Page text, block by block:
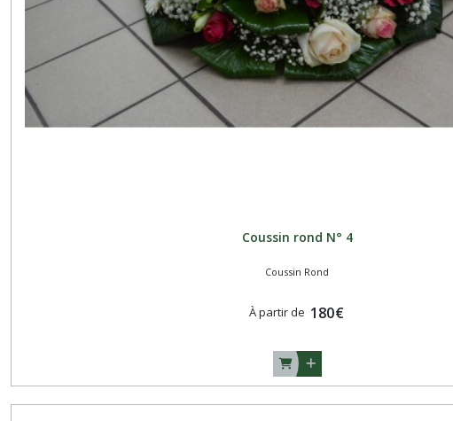
Coussin rond N° 4
Coussin Rond
À partir de 180€